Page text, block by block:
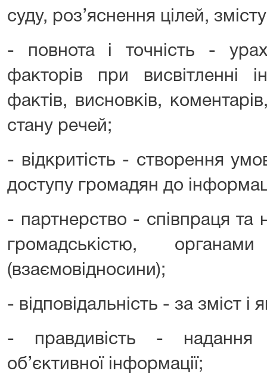
суду, роз’яснення цілей,
- повнота і точність -
факторів при висвітленні
фактів, висновків,
стану речей;
- відкритість - створення
доступу громадян до
- партнерство - співпраця та
громадськістю,
(взаємовідносини);
- відповідальність - за зміст і
- правдивість - надання
об’єктивної інформації;